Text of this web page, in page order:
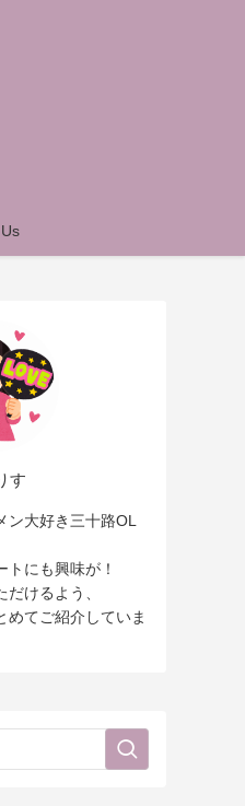
す
ン大好き三十路OL
にも興味が！
けるよう、
めてご紹介していま